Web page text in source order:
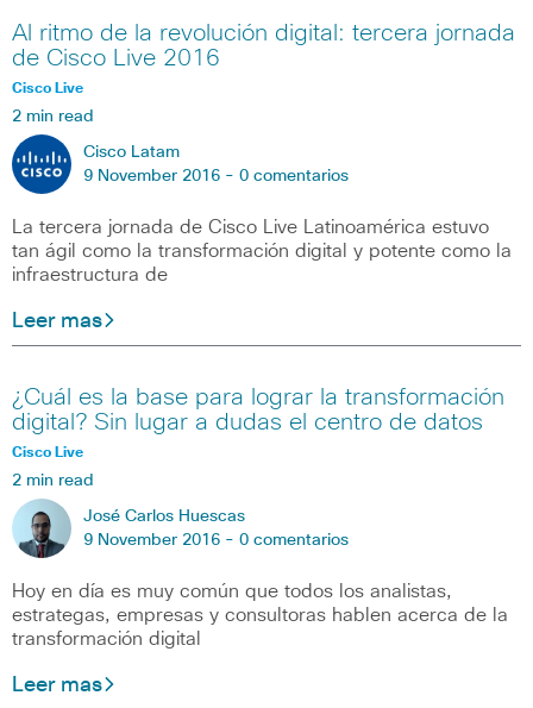
Al ritmo de la revolución digital: tercera jornada
de Cisco Live 2016
Cisco Live
2 min read
Cisco Latam
9 November 2016 - 0 comentarios
La tercera jornada de Cisco Live Latinoamérica estuvo
tan ágil como la transformación digital y potente como la
infraestructura de
Leer mas
¿Cuál es la base para lograr la transformación
digital? Sin lugar a dudas el centro de datos
Cisco Live
2 min read
José Carlos Huescas
9 November 2016 - 0 comentarios
Hoy en día es muy común que todos los analistas,
estrategas, empresas y consultoras hablen acerca de la
transformación digital
Leer mas